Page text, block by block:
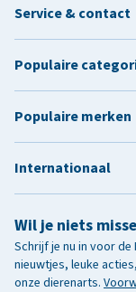
Wil je niets
Schrijf je nu in voor
nieuwtjes, leuke
onze dierenarts.
Service & contact
Populaire
Populaire merken
Internationaal